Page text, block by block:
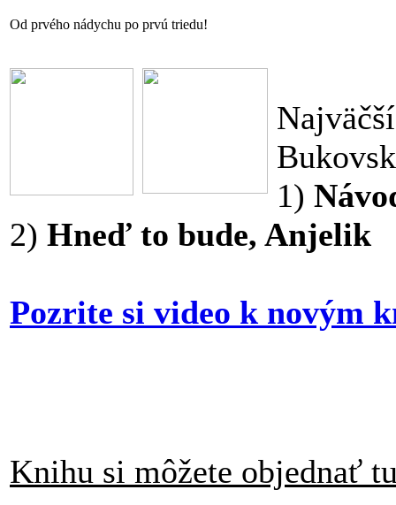
Od prvého nádychu po prvú triedu!
1)
2) Hneď to bude, Anjelik
Pozrite si video k novým
Knihu si môžete objednať